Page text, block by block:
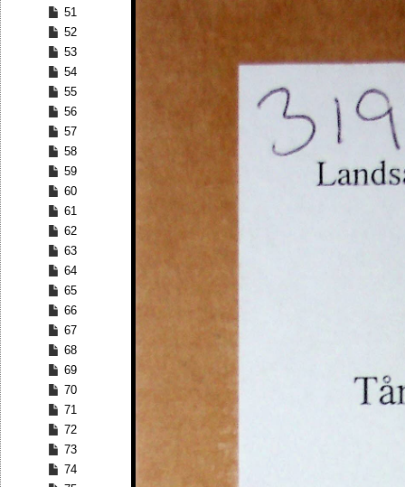
51
52
53
54
55
56
57
58
59
60
61
62
63
64
65
66
67
68
69
70
71
72
73
74